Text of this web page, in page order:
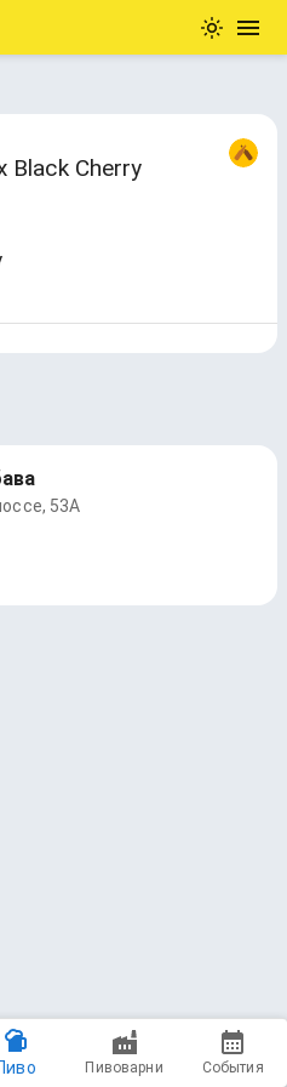
Black Cherry
53А
Пивоварни События